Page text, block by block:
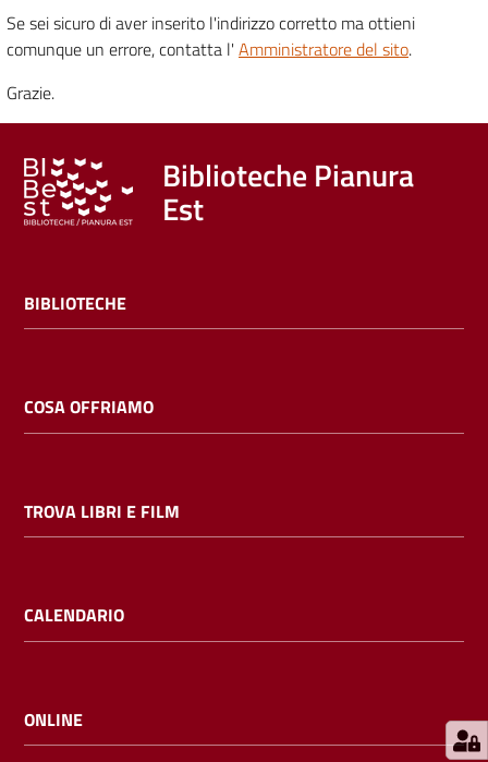
Cosa
offriamo
Trova
libri
e
film
Calendario
i
Se sei sicuro di aver inserito l'indirizzo corretto ma ottieni
comunque un errore, contatta l' Amministratore del sito.
Grazie.
Biblioteche Pianura
Est
BIBLIOTECHE
COSA OFFRIAMO
TROVA LIBRI E FILM
CALENDARIO
ONLINE